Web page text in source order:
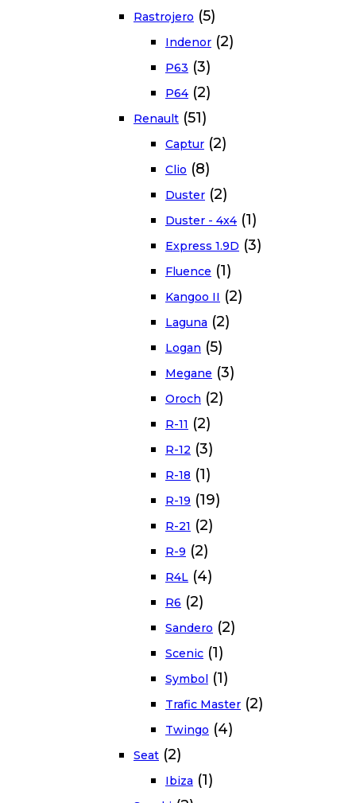
Rastrojero (5)
Indenor (2)
P63 (3)
P64 (2)
Renault (51)
Captur (2)
Clio (8)
Duster (2)
Duster - 4x4 (1)
Express 1.9D (3)
Fluence (1)
Kangoo II (2)
Laguna (2)
Logan (5)
Megane (3)
Oroch (2)
R-11 (2)
R-12 (3)
R-18 (1)
R-19 (19)
R-21 (2)
R-9 (2)
R4L (4)
R6 (2)
Sandero (2)
Scenic (1)
Symbol (1)
Trafic Master (2)
Twingo (4)
Seat (2)
Ibiza (1)